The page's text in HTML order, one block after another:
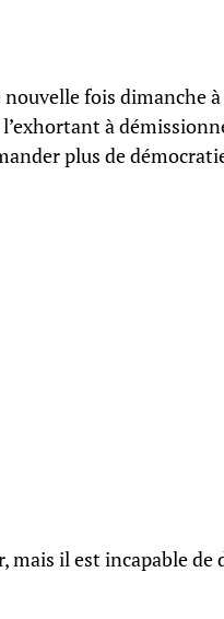
fois dimanche à
à
plus de
mais il est incapable de